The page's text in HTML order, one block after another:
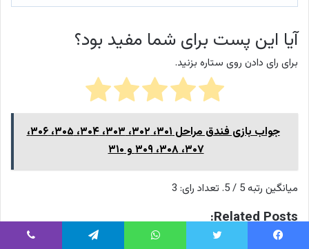
آیا این پست برای شما مفید بود؟
برای رای دادن روی ستاره بزنید.
جواب بازی فندق مراحل ۳۰۱، ۳۰۲، ۳۰۳، ۳۰۴، ۳۰۵، ۳۰۶،
۳۰۷، ۳۰۸، ۳۰۹ و ۳۱۰
میانگین رتبه5 / 5. تعداد رای: 3
Related Posts:
30 تا از بهترین کانال ‌های موزیک تلگرام برای دانلود جدید ترین